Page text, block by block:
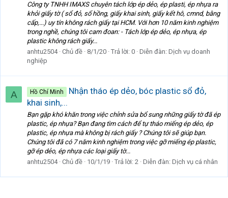
Công ty TNHH IMAXS chuyên tách lớp ép dẻo, ép plasti, ép nhựa ra
khỏi giấy tờ ( sổ đỏ, sổ hồng, giấy khai sinh, giấy kết hô, cmnd, bằng
cấp,...) uy tín không rách giấy tại HCM. Với hơn 10 năm kinh nghiệm
trong nghề, chúng tôi cam đoan: - Tách lớp ép dẻo, ép nhựa, ép
plastic không rách giấy...
anhtu2504 Chủ đề 8/1/20 Trả lời: 0 Diễn đàn: Dịch vụ doanh
nghiệp
A Hồ Chí Minh
Nhận tháo ép dẻo, bóc plastic sổ đỏ,
khai sinh,...
Bạn gặp khó khăn trong việc chỉnh sửa bổ sung những giấy tờ đã ép
plastic, ép nhựa? Bạn đang tìm cách để tự tháo miếng ép dẻo, ép
plastic, ép nhựa mà không bị rách giấy ? Chúng tôi sẽ giúp bạn.
Chúng tôi đã có 7 năm kinh nghiệm trong việc gỡ miếng ép plastic,
gỡ ép dẻo, ép nhựa các loại giấy tờ...
anhtu2504 Chủ đề 10/1/19 Trả lời: 2 Diễn đàn: Dịch vụ cá nhân